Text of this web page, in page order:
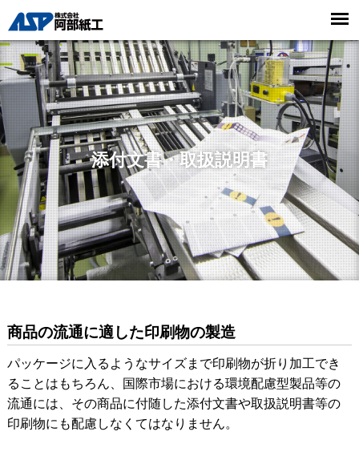
添付文書・取扱説明書
商品の流通に適した印刷物の製造
パッケージに入るようなサイズまで印刷物が折り加工でき
ることはもちろん、国際市場における環境配慮型製品等の
流通には、その商品に付随した添付文書や取扱説明書等の
印刷物にも配慮しなくてはなりません。